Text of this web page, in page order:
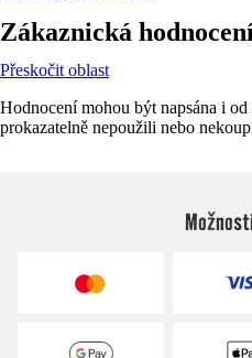
Zákaznická
Přeskočit oblast
Hodnocení mohou být napsána i
prokazatelně nepoužili nebo